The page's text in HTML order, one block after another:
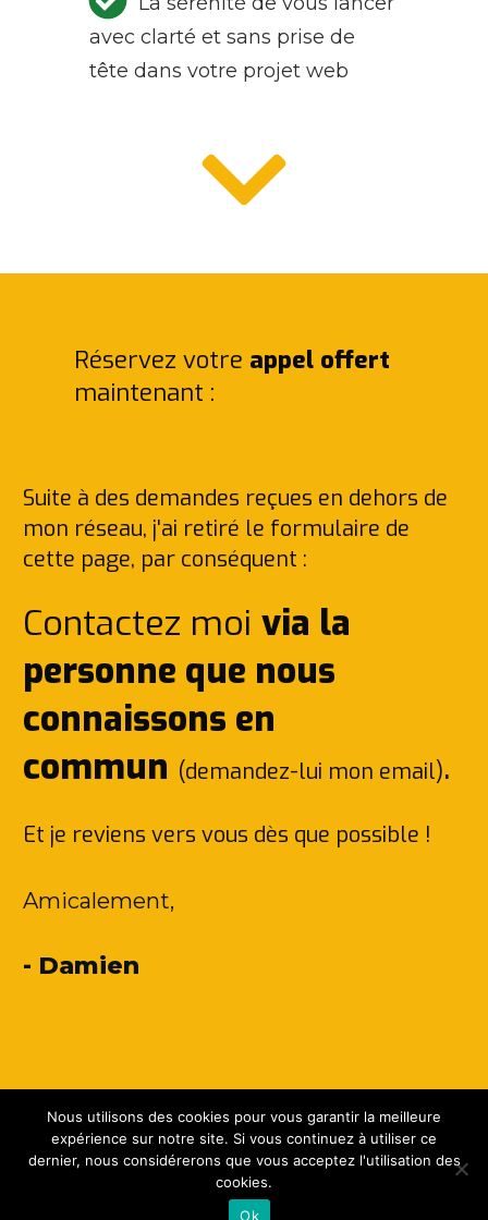
avec clarté et sans prise de
tête dans votre projet web
Réservez votre appel offert
maintenant :
Suite à des demandes reçues en dehors de
mon réseau, j'ai retiré le formulaire de
cette page, par conséquent :
Contactez moi via la
personne que nous
connaissons en
commun (demandez-lui mon email).
Et je reviens vers vous dès que possible !
Amicalement,
- Damien
Copyright2026Damien Fauche, tous droits
Politique de confidentialité
Nous utilisons des cookies pour vous garantir la meilleure
expérience sur notre site. Si vous continuez à utiliser ce
dernier, nous considérerons que vous acceptez l'utilisation des
cookies.
Ok